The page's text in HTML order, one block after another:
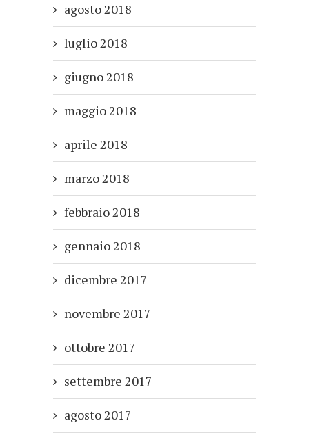
agosto 2018
luglio 2018
giugno 2018
maggio 2018
aprile 2018
marzo 2018
febbraio 2018
gennaio 2018
dicembre 2017
novembre 2017
ottobre 2017
settembre 2017
agosto 2017